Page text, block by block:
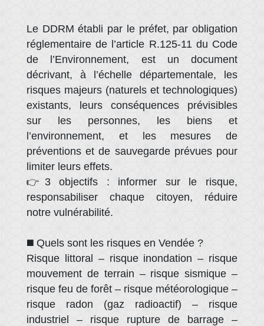
Le DDRM établi par le préfet, par obligation
réglementaire de l’article R.125-11 du Code
de l’Environnement, est un document
décrivant, à l’échelle départementale, les
risques majeurs (naturels et technologiques)
existants, leurs conséquences prévisibles
sur les personnes, les biens et
l’environnement, et les mesures de
préventions et de sauvegarde prévues pour
limiter leurs effets.
👉3 objectifs : informer sur le risque,
responsabiliser chaque citoyen, réduire
notre vulnérabilité.
◼️ Quels sont les risques en Vendée ?
Risque littoral – risque inondation – risque
mouvement de terrain – risque sismique –
risque feu de forêt – risque météorologique –
risque radon (gaz radioactif) – risque
industriel – risque rupture de barrage –